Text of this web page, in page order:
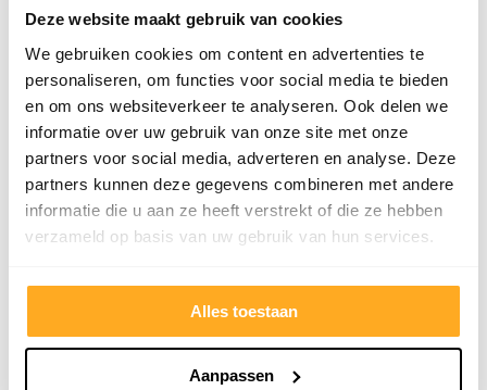
Deze website maakt gebruik van cookies
We gebruiken cookies om content en advertenties te
personaliseren, om functies voor social media te bieden
en om ons websiteverkeer te analyseren. Ook delen we
informatie over uw gebruik van onze site met onze
partners voor social media, adverteren en analyse. Deze
partners kunnen deze gegevens combineren met andere
informatie die u aan ze heeft verstrekt of die ze hebben
verzameld op basis van uw gebruik van hun services.
Alles toestaan
Aanpassen
Wat onze klanten zeggen
Onze klanten beoordelen ons met een 9/10
Hester Schaap
5/5
Top geholpen en voor een mooie prijs alles
meedenkend en tegemoetkomend
echt